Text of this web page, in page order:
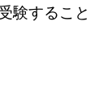
験すること